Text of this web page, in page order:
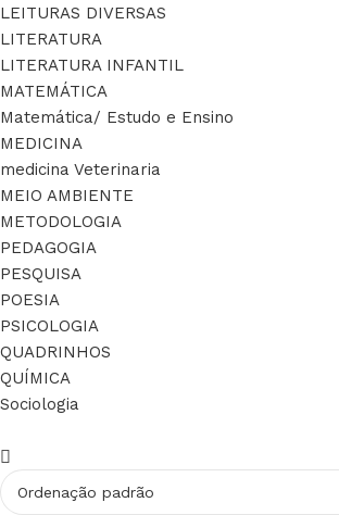
LEITURAS DIVERSAS
LITERATURA
LITERATURA INFANTIL
MATEMÁTICA
Matemática/ Estudo e Ensino
MEDICINA
medicina Veterinaria
MEIO AMBIENTE
METODOLOGIA
PEDAGOGIA
PESQUISA
POESIA
PSICOLOGIA
QUADRINHOS
QUÍMICA
Sociologia